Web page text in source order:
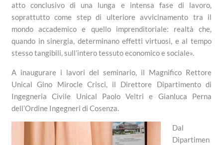
atto conclusivo di una lunga e intensa fase di lavoro,
soprattutto come step di ulteriore avvicinamento tra il
mondo accademico e quello imprenditoriale: realtà che,
quando in sinergia, determinano effetti virtuosi, e al tempo
stesso tangibili, sull’intero tessuto economico e sociale».
A inaugurare i lavori del seminario, il Magnifico Rettore
Unical Gino Mirocle Crisci, il Direttore Dipartimento di
Ingegneria Civile Unical Paolo Veltri e Gianluca Perna
dell’Ordine Ingegneri di Cosenza.
Dal
Dipartimen